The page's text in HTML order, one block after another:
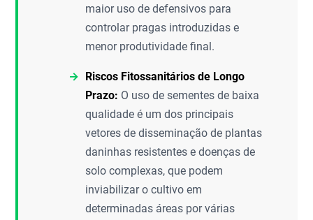
maior uso de defensivos para
controlar pragas introduzidas e
menor produtividade final.
Riscos Fitossanitários de Longo
Prazo: O uso de sementes de baixa
qualidade é um dos principais
vetores de disseminação de plantas
daninhas resistentes e doenças de
solo complexas, que podem
inviabilizar o cultivo em
determinadas áreas por várias